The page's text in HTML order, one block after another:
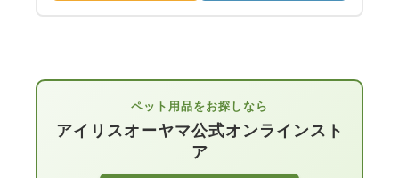
ペット用品をお探しなら
アイリスオーヤマ公式オンラインスト
ア